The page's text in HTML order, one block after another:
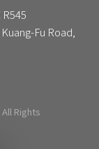
Fu Road,
Rights